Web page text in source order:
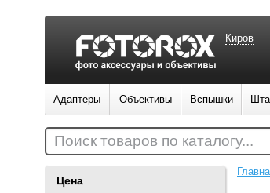
Цена
Киров
Адаптеры Объективы Вспышки
Поиск товаров по каталогу...